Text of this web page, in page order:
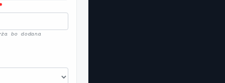
bo dodana